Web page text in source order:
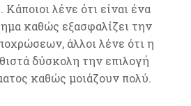
λένε ότι είναι ένα
καθώς εξασφαλίζει την
άλλοι λένε ότι η
δύσκολη την επιλογή
καθώς μοιάζουν πολύ.